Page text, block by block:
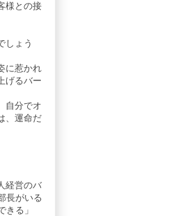
様との接
しょう
に惹かれ
げるバー
自分でオ
、運命だ
経営のバ
長がいる
る」